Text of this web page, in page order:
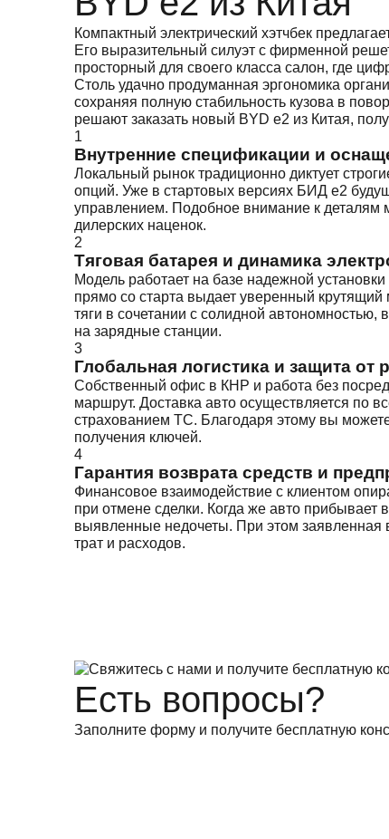
Компактный электрический хэтчбек
Его выразительный силуэт с фирменной
просторный для своего класса салон, где
Столь удачно продуманная эргономика
сохраняя полную стабильность кузова в
решают заказать новый BYD e2 из Китая,
1
Внутренние спецификации и
Локальный рынок традиционно диктует
опций. Уже в стартовых версиях БИД е2
управлением. Подобное внимание к деталям
дилерских наценок.
2
Тяговая батарея и динамика
Модель работает на базе надежной
прямо со старта выдает уверенный
тяги в сочетании с солидной автономностью,
на зарядные станции.
3
Глобальная логистика и защита от
Собственный офис в КНР и работа без
маршрут. Доставка авто осуществляется по
страхованием ТС. Благодаря этому вы
получения ключей.
4
Гарантия возврата средств и
Финансовое взаимодействие с клиентом
при отмене сделки. Когда же авто прибывает
выявленные недочеты. При этом заявленная
трат и расходов.
Есть вопросы?
Заполните форму и получите бесплатную